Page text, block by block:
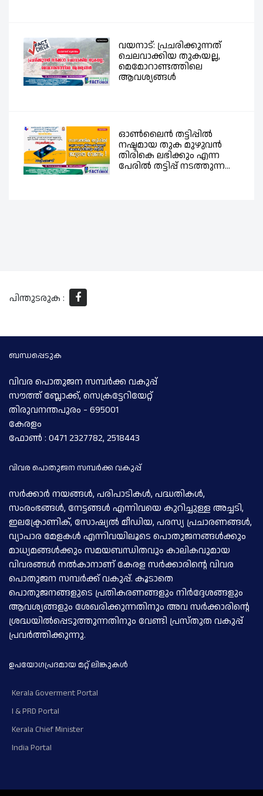
വയനാട്: പ്രചരിക്കുന്നത്
ചെലവാക്കിയ തുകയല്ല,
മെമോറാണ്ടത്തിലെ
ആവശ്യങ്ങൾ
ഓൺലൈൻ തട്ടിപ്പിൽ
നഷ്ടമായ തുക മുഴുവൻ
തിരികെ ലഭിക്കും എന്ന
പേരിൽ തട്ടിപ്പ് നടത്തുന്ന...
പിന്തുടരുക :
ബന്ധപ്പെടുക
വിവര പൊതുജന സമ്പര്‍ക്ക വകുപ്പ്
സൗത്ത് ബ്ലോക്ക്, സെക്രട്ടേറിയേറ്റ്
തിരുവനന്തപുരം - 695001
കേരളം
ഫോണ്‍ : 0471 2327782, 2518443
വിവര പൊതുജന സമ്പര്‍ക്ക വകുപ്പ്
സര്‍ക്കാര്‍ നയങ്ങള്‍, പരിപാടികള്‍, പദ്ധതികള്‍,
സംരംഭങ്ങള്‍, നേട്ടങ്ങള്‍ എന്നിവയെ കുറിച്ചുള്ള അച്ചടി,
ഇലക്ട്രോണിക്, സോഷ്യല്‍ മീഡിയ, പരസ്യ പ്രചാരണങ്ങള്‍,
വ്യാപാര മേളകള്‍ എന്നിവയിലൂടെ പൊതുജനങ്ങള്‍ക്കും
മാധ്യമങ്ങള്‍ക്കും സമയബന്ധിതവും കാലികവുമായ
വിവരങ്ങള്‍ നല്‍കാനാണ് കേരള സര്‍ക്കാരിന്റെ വിവര
പൊതുജന സമ്പര്‍ക്ക് വകുപ്പ്. കൂടാതെ
പൊതുജനങ്ങളുടെ പ്രതികരണങ്ങളും നിര്‍ദ്ദേശങ്ങളും
ആവശ്യങ്ങളും ശേഖരിക്കുന്നതിനും അവ സര്‍ക്കാരിന്റെ
ശ്രദ്ധയില്‍പ്പെടുത്തുന്നതിനും വേണ്ടി പ്രസ്തുത വകുപ്പ്
പ്രവര്‍ത്തിക്കുന്നു.
ഉപയോഗപ്രദമായ മറ്റ് ലിങ്കുകള്‍
Kerala Goverment Portal
I & PRD Portal
Kerala Chief Minister
India Portal